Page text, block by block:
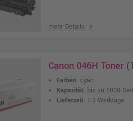
mehr Details chevron_right
Canon 046H Toner
Farben: cyan
Kapazität: bis zu 5000
Lieferzeit: 1-3 Werktage